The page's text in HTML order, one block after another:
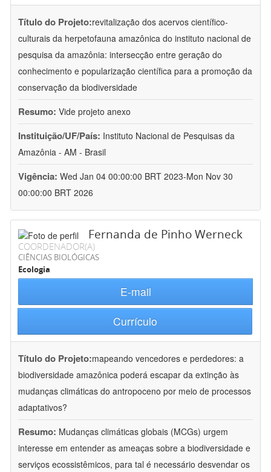
Título do Projeto:revitalização dos acervos científico-
culturais da herpetofauna amazônica do instituto nacional de
pesquisa da amazônia: intersecção entre geração do
conhecimento e popularização científica para a promoção da
conservação da biodiversidade
Resumo: Vide projeto anexo
Instituição/UF/País: Instituto Nacional de Pesquisas da
Amazônia - AM - Brasil
Vigência: Wed Jan 04 00:00:00 BRT 2023-Mon Nov 30
00:00:00 BRT 2026
Fernanda de Pinho Werneck
COORDENADOR(A)
CIÊNCIAS BIOLÓGICAS
Ecologia
E-mail
Currículo
Título do Projeto:mapeando vencedores e perdedores: a
biodiversidade amazônica poderá escapar da extinção às
mudanças climáticas do antropoceno por meio de processos
adaptativos?
Resumo: Mudanças climáticas globais (MCGs) urgem
interesse em entender as ameaças sobre a biodiversidade e
serviços ecossistêmicos, para tal é necessário desvendar os